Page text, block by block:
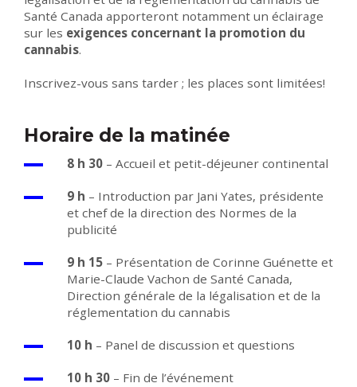
Santé Canada apporteront notamment un éclairage
sur les exigences concernant la promotion du
cannabis.
Inscrivez-vous sans tarder ; les places sont limitées!
Horaire de la matinée
8 h 30 – Accueil et petit-déjeuner continental
9 h – Introduction par Jani Yates, présidente
et chef de la direction des Normes de la
publicité
9 h 15 – Présentation de Corinne Guénette et
Marie-Claude Vachon de Santé Canada,
Direction générale de la légalisation et de la
réglementation du cannabis
10 h – Panel de discussion et questions
10 h 30 – Fin de l’événement